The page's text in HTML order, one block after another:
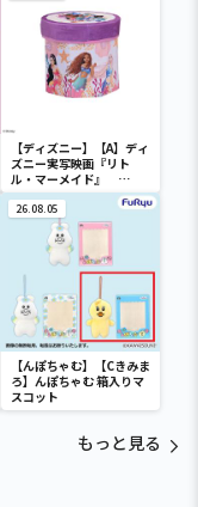
【ディズニー】【A】ディ
ズニー実写映画『リト
ル・マーメイド』
[PtZ]折り畳みボックス
チェアー
26.08.05
【んぽちゃむ】【Cきみま
ろ】んぽちゃむ 箱入りマ
スコット
もっと見る